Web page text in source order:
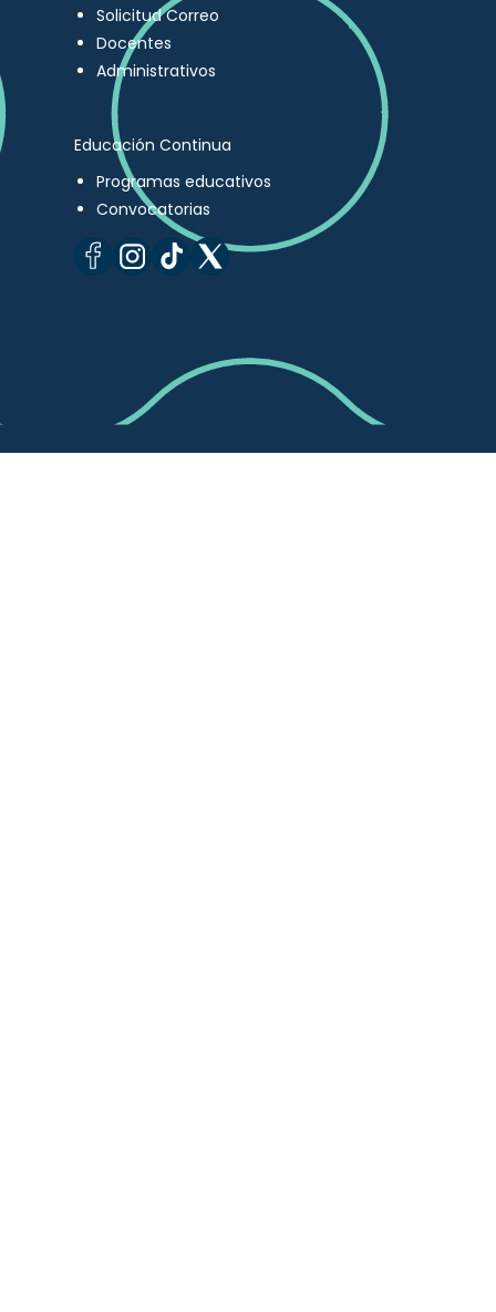
Solicitud Correo
Docentes
Administrativos
Educación Continua
Programas educativos
Convocatorias